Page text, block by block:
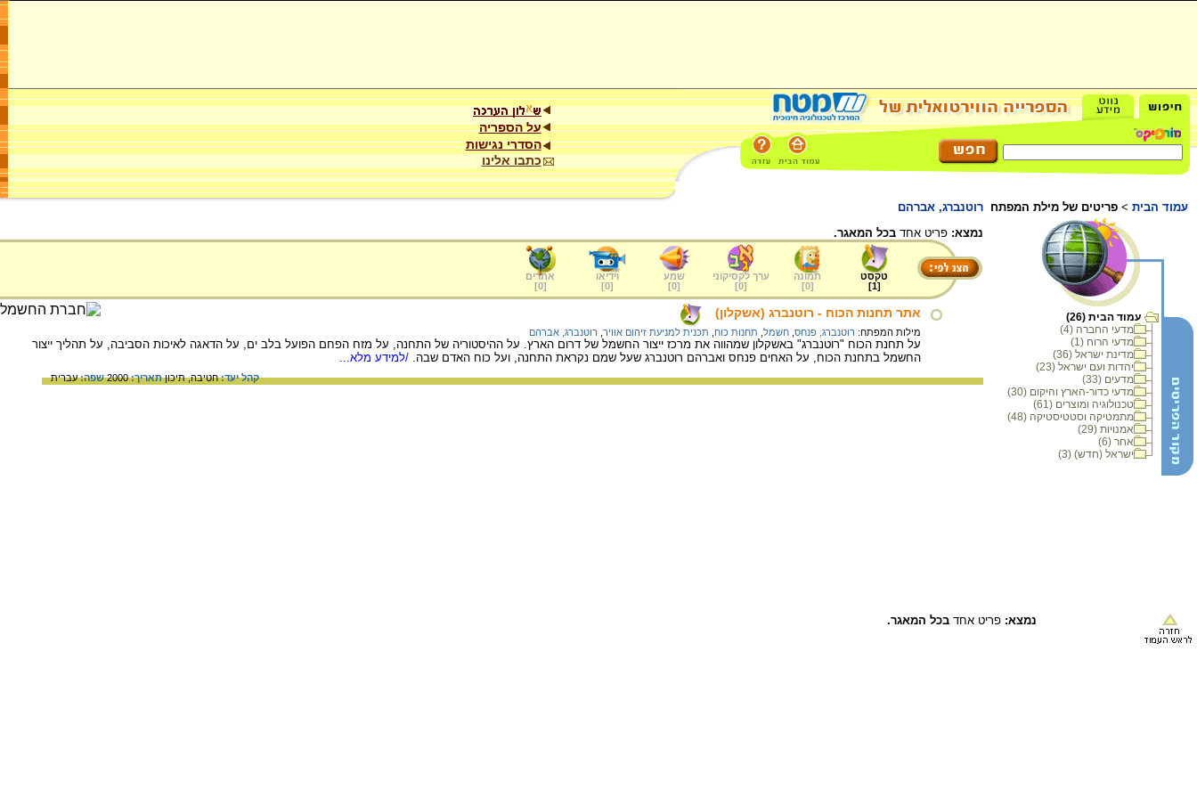
על הספריה
הסדרי נגישות
כתבו אלינו
עמוד הבית > פריטים של מילת המפתח רוטנברג, אברהם
עמוד הבית (26)
מדעי החברה (4)
מדעי הרוח (1)
מדינת ישראל (36)
יהדות ועם ישראל (23)
מדעים (33)
מדעי כדור-הארץ והיקום (30)
טכנולוגיה ומוצרים (61)
מתמטיקה וסטטיסטיקה (48)
אמנויות (29)
אחר (6)
ישראל (חדש) (3)
נמצא: פריט אחד בכל המאגר.
טקסט
[
1
]
תמונה
[
0
]
ערך לקסיקוני
[
0
]
שמע
[
0
]
וידיאו
[
0
]
אתרים
[
0
]
אתר תחנות הכוח - רוטנברג (אשקלון)
מילות המפתח: רוטנברג, פנחס חשמל תחנות כוח תכנית למניעת זיהום אוויר רוטנברג, אברהם
על תחנת הכוח "רוטנברג" באשקלון שמהווה את מרכז ייצור החשמל של דרום הארץ. על ההיסטוריה של התחנה, על מזח הפחם הפועל בלב ים, על הדאגה לאיכות הסביבה, על תהליך ייצור
החשמל בתחנת הכוח, על האחים פנחס ואברהם רוטנברג שעל שמם נקראת התחנה, ועל כוח האדם שבה. /למידע מלא...
קהל יעד:חטיבה,תיכוןתאריך:2000 שפה:עברית
נמצא: פריט אחד בכל המאגר.